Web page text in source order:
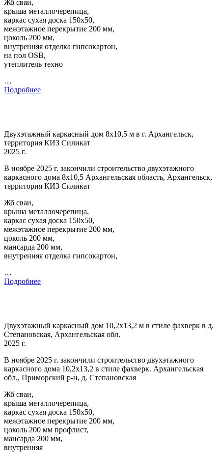
Жб сваи,
крыша металлочерепица,
каркас сухая доска 150х50,
межэтажное перекрытие 200 мм,
цоколь 200 мм,
внутренняя отделка гипсокартон,
на пол OSB,
утеплитель техно
…
Подробнее
Двухэтажный каркасный дом 8х10,5 м в г. Архангельск,
территория КИЗ Силикат
2025 г.
В ноябре 2025 г. закончили строительство двухэтажного
каркасного дома 8х10,5 Архангельская область, Архангельск,
территория КИЗ Силикат
Жб сваи,
крыша металлочерепица,
каркас сухая доска 150х50,
межэтажное перекрытие 200 мм,
цоколь 200 мм,
мансарда 200 мм,
внутренняя отделка гипсокартон,
…
Подробнее
Двухэтажный каркасный дом 10,2х13,2 м в стиле фахверк в д.
Степановская, Архангельская обл.
2025 г.
В ноябре 2025 г. закончили строительство двухэтажного
каркасного дома 10,2х13,2 в стиле фахверк. Архангельская
обл., Приморский р-н, д. Степановская
Жб сваи,
крыша металлочерепица,
каркас сухая доска 150х50,
межэтажное перекрытие 200 мм,
цоколь 200 мм профлист,
мансарда 200 мм,
внутренняя